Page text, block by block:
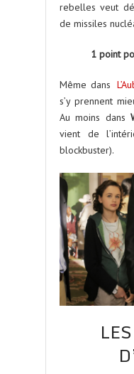
rebelles veut
de missiles
1 point
Même dans
s’y prennent
Au moins dans
vient de
blockbuster).
LES